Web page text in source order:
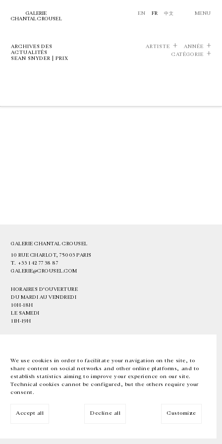
We use cookies in order to facilitate your navigation on the site, to
share content on social networks and other online platforms, and to
establish statistics aiming to improve your experience on our site.
Technical cookies cannot be configured, but the others require your
consent.
Accept all Decline all Customize
GALERIE
CHANTAL CROUSEL
EN FR 中文 MENU
ARCHIVES DES
ACTUALITÉS
SEAN SNYDER | PRIX
ARTISTE
ANNÉE
CATÉGORIE
GALERIE CHANTAL CROUSEL
10 RUE CHARLOT, 75003 PARIS
T. +33 1 42 77 38 87
GALERIE@CROUSEL.COM
HORAIRES D'OUVERTURE
DU MARDI AU VENDREDI
10H-18H
LE SAMEDI
11H-19H
EN FR 中文 Facebook Instagram
Inscrivez-vous à notre newsletter